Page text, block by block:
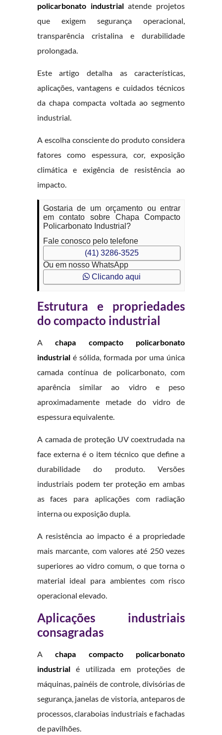
policarbonato industrialatende projetos
que exigem segurança operacional,
transparência cristalina e durabilidade
prolongada.
Este artigo detalha as características,
aplicações, vantagens e cuidados técnicos
da chapa compacta voltada ao segmento
industrial.
A escolha consciente do produto considera
fatores como espessura, cor, exposição
climática e exigência de resistência ao
impacto.
Gostaria de um orçamento ou entrar
em contato sobre Chapa Compacto
Policarbonato Industrial?
Fale conosco pelo telefone
(41) 3286-3525
Ou em nosso WhatsApp
Clicando aqui
Estrutura e propriedades
do compacto industrial
Achapa compacto policarbonato
industrialé sólida, formada por uma única
camada contínua de policarbonato, com
aparência similar ao vidro e peso
aproximadamente metade do vidro de
espessura equivalente.
A camada de proteção UV coextrudada na
face externa é o item técnico que define a
durabilidade do produto. Versões
industriais podem ter proteção em ambas
as faces para aplicações com radiação
interna ou exposição dupla.
A resistência ao impacto é a propriedade
mais marcante, com valores até 250 vezes
superiores ao vidro comum, o que torna o
material ideal para ambientes com risco
operacional elevado.
Aplicações industriais
consagradas
Achapa compacto policarbonato
industrialé utilizada em proteções de
máquinas, painéis de controle, divisórias de
segurança, janelas de vistoria, anteparos de
processos, claraboias industriais e fachadas
de pavilhões.